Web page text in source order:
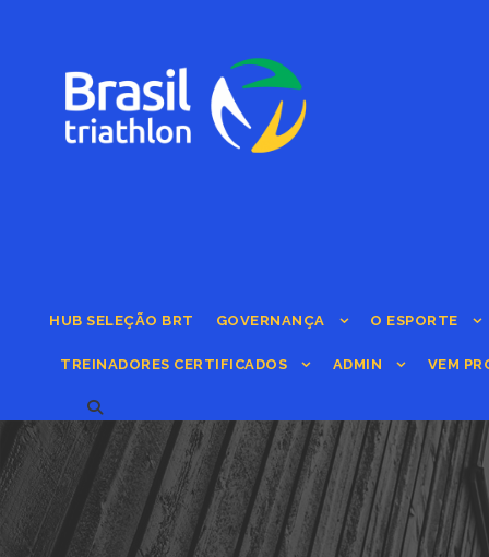
HUB SELEÇÃO BRT GOVERNANÇA O ESPORTE
TREINADORES CERTIFICADOS ADMIN VEM